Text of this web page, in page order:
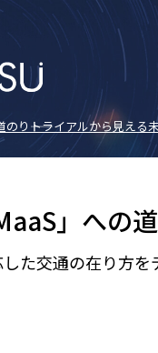
り――トライアルから見える
」への
た交通の在り方を